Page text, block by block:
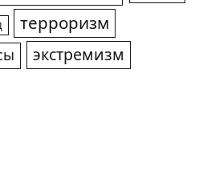
терроризм
экстремизм